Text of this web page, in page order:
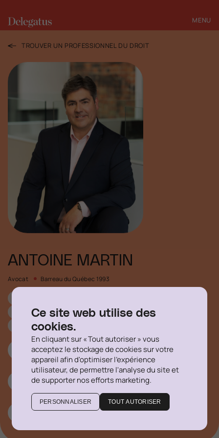
Ce site web utilise des
cookies.
En cliquant sur « Tout autoriser » vous
acceptez le stockage de cookies sur votre
appareil afin d'optimiser l'expérience
utilisateur, de permettre l'analyse du site et
de supporter nos efforts marketing.
PERSONNALISER TOUT AUTORISER
MENU
FERMER
TROUVER UN PROFESSIONNEL DU DROIT
ANTOINE MARTIN
Avocat Barreau du Québec 1993
Fusions et acquisitions
Droit commercial
Droit corporatif
514-316-1355 #731
amartin@delegatus.ca
Linkedin